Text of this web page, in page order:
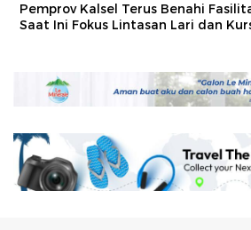
Pemprov Kalsel Terus Benahi
Saat Ini Fokus Lintasan Lari dan